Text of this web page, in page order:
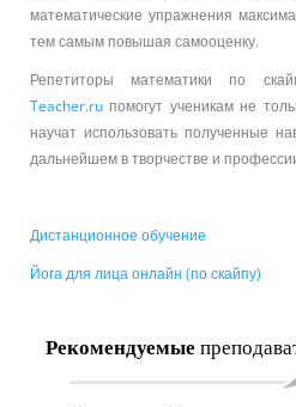
математические упражнения
тем самым повышая самооценку.
Репетиторы математики по
Teacher.ru помогут ученикам не
научат использовать полученные
дальнейшем в творчестве и
Дистанционное обучение
Йога для лица онлайн (по скайпу)
Рекомендуемые